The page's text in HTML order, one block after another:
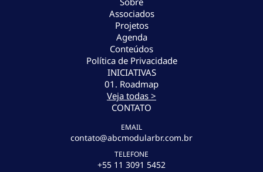
Associados
Projetos
Agenda
Conteúdos
Política de Privacidade
INICIATIVAS
01. Roadmap
Veja todas >
CONTATO
EMAIL
contato@abcmodularbr.com.br
TELEFONE
+55 11 3091 5452